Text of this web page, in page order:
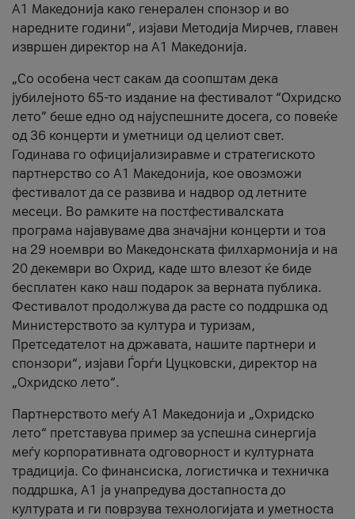
A1 Македонија како генерален спонзор и во
наредните години“, изјави Методија Мирчев, главен
извршен директор на A1 Македонија.
„Со особена чест сакам да соопштам дека
јубилејното 65-то издание на фестивалот “Охридско
лето” беше едно од најуспешните досега, со повеќе
од 36 концерти и уметници од целиот свет.
Годинава го официјализиравме и стратегиското
партнерство со А1 Македонија, кое овозможи
фестивалот да се развива и надвор од летните
месеци. Во рамките на постфестивалската
програма најавуваме два значајни концерти и тоа
на 29 ноември во Македонската филхармонија и на
20 декември во Охрид, каде што влезот ќе биде
бесплатен како наш подарок за верната публика.
Фестивалот продолжува да расте со поддршка од
Министерството за култура и туризам,
Претседателот на државата, нашите партнери и
спонзори“, изјави Ѓорѓи Цуцковски, директор на
„Охридско лето“.
Партнерството меѓу A1 Македонија и „Охридско
лето“ претставува пример за успешна синергија
меѓу корпоративната одговорност и културната
традиција. Со финансиска, логистичка и техничка
поддршка, A1 ја унапредува достапноста до
културата и ги поврзува технологијата и уметноста